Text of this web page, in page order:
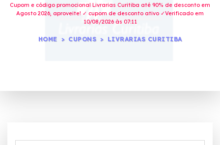
Cupom e código promocional Livrarias Curitiba até 90% de desconto em
Agosto 2026, aproveite! ✓ cupom de desconto ativo ✓Verificado em
10/08/2026 às 07:11
HOME CUPONS LIVRARIAS CURITIBA